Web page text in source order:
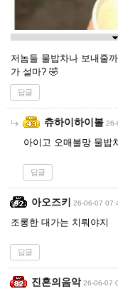
저놈들 물밥차나 보내줄
가 설마? 🤣
답글
츄하이하이볼 26-
아이고 오매불망 물밥
답글
아오즈키 26-06-07
조롱한 대가는 치뤄야지
답글
진혼의음악 26-06-07